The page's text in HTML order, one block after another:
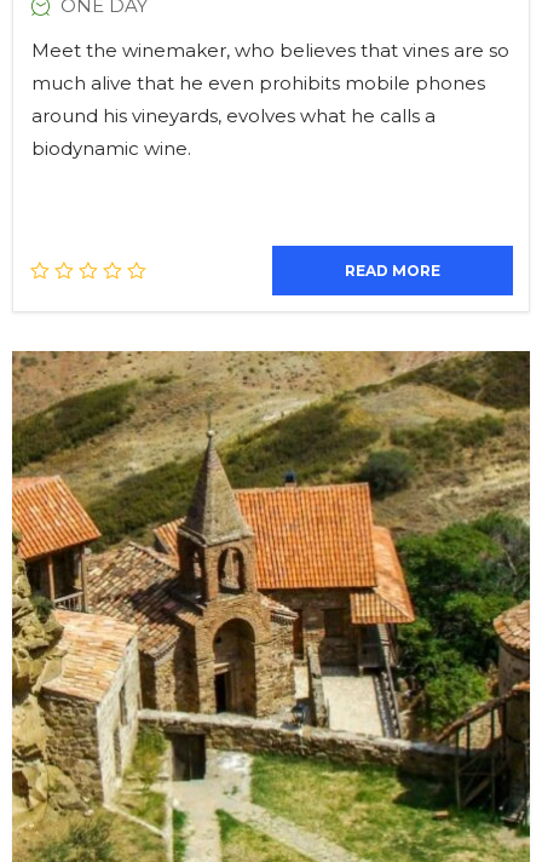
ONE DAY
Meet the winemaker, who believes that vines are so
much alive that he even prohibits mobile phones
around his vineyards, evolves what he calls a
biodynamic wine.
READ MORE